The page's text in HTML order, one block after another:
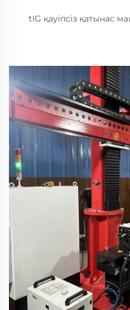
tIG қауіпсіз қатынас